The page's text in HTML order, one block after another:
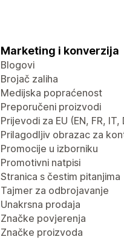
Marketing i konverzija
Blogovi
Brojač zaliha
Medijska popraćenost
Preporučeni proizvodi
Prijevodi za EU (EN, FR, IT,
Prilagodljiv obrazac za
Promocije u izborniku
Promotivni natpisi
Stranica s čestim pitanjima
Tajmer za odbrojavanje
Unakrsna prodaja
Značke povjerenja
Značke proizvoda